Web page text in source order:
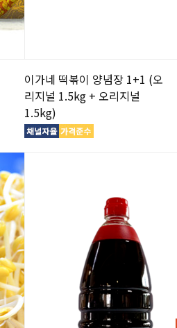
이가네 떡볶이 양념장 1+1 (오
리지널 1.5kg + 오리지널
1.5kg)